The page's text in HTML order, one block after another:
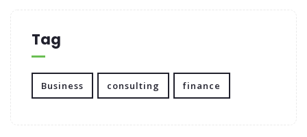
Tag
Business consulting finance